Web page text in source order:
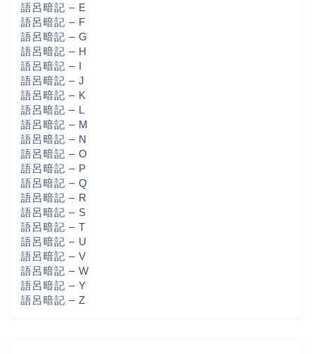
語呂暗記 – E
語呂暗記 – F
語呂暗記 – G
語呂暗記 – H
語呂暗記 – I
語呂暗記 – J
語呂暗記 – K
語呂暗記 – L
語呂暗記 – M
語呂暗記 – N
語呂暗記 – O
語呂暗記 – P
語呂暗記 – Q
語呂暗記 – R
語呂暗記 – S
語呂暗記 – T
語呂暗記 – U
語呂暗記 – V
語呂暗記 – W
語呂暗記 – Y
語呂暗記 – Z